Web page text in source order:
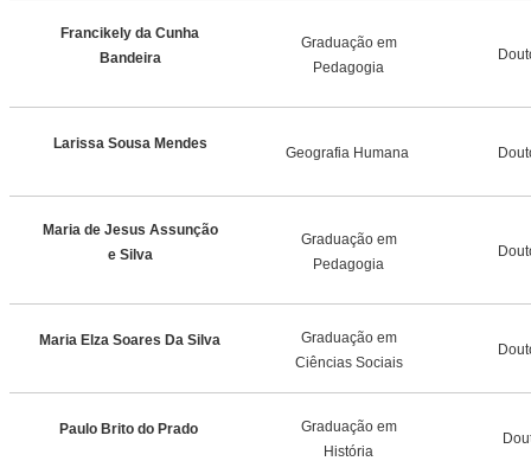
Francikely da Cunha
Bandeira
Graduação em
Pedagogia
Larissa Sousa Mendes
Geografia Humana
Maria de Jesus Assunção
e Silva
Graduação em
Pedagogia
Maria Elza Soares Da Silva
Graduação em
Ciências Sociais
Paulo Brito do Prado
Graduação em
História